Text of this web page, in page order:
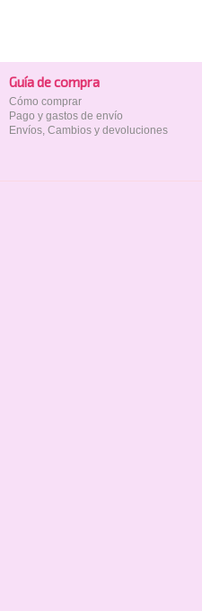
Guía de compra
Cómo comprar
Pago y gastos de envío
Envíos, Cambios y devoluciones